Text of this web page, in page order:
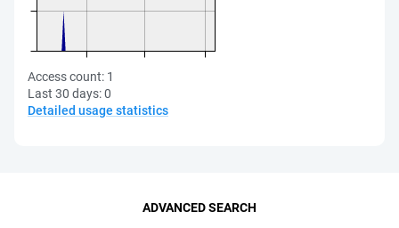
Access count: 1
Last 30 days:0
Detailed usage statistics
ADVANCED SEARCH